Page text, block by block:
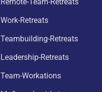
Work-Retreats
Teambuilding-Retreats
Leadership-Retreats
Team-Workations